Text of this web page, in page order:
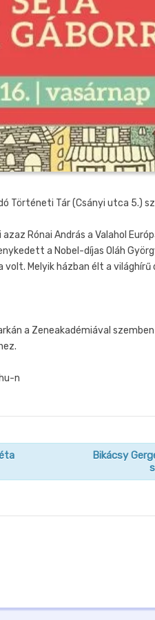
Történeti Tár (Csányi utca 5.)
Rónai András a Valahol
a Nobel-díjas Oláh
Melyik házban élt a világhírű
a Zeneakadémiával szemben
n
Bikácsy